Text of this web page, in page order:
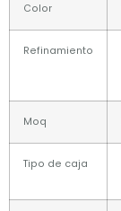
Color
Refinamiento
Moq
Tipo de caja